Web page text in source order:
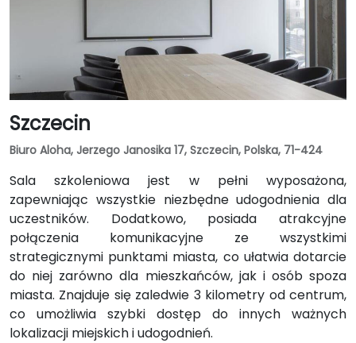
Szczecin
Biuro Aloha, Jerzego Janosika 17, Szczecin, Polska, 71-424
Sala szkoleniowa jest w pełni wyposażona,
zapewniając wszystkie niezbędne udogodnienia dla
uczestników. Dodatkowo, posiada atrakcyjne
połączenia komunikacyjne ze wszystkimi
strategicznymi punktami miasta, co ułatwia dotarcie
do niej zarówno dla mieszkańców, jak i osób spoza
miasta. Znajduje się zaledwie 3 kilometry od centrum,
co umożliwia szybki dostęp do innych ważnych
lokalizacji miejskich i udogodnień.